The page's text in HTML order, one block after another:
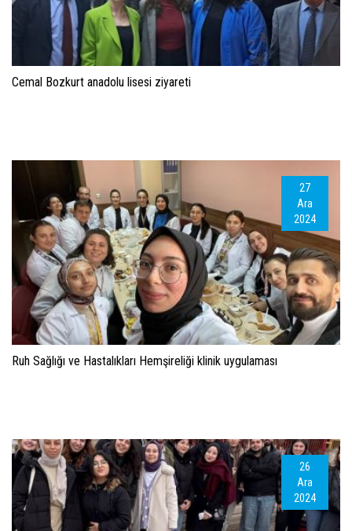
Cemal Bozkurt anadolu lisesi ziyareti
27
Ara
2024
Ruh Sağlığı ve Hastalıkları Hemşireliği klinik uygulaması
26
Ara
2024